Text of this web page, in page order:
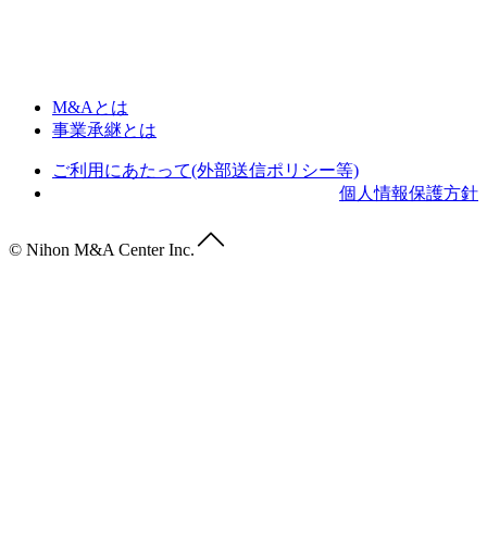
M&Aとは
事業承継とは
ご利用にあたって(外部送信ポリシー等)
個人情報保護方針
© Nihon M&A Center Inc.